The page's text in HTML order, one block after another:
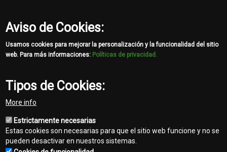
sólo deben acceder aFERIA ORIGINAL VIRTUAL
Share
Aviso de Cookies:
Usamos cookies para mejorar la personalización y la funcionalidad del sitio
web. Para más informaciones: Políticas de privacidad.
Tipos de Cookies:
More info
Estrictamente necesarias
Estas cookies son necesarias para que el sitio web funcione y no se
pueden desactivar en nuestros sistemas.